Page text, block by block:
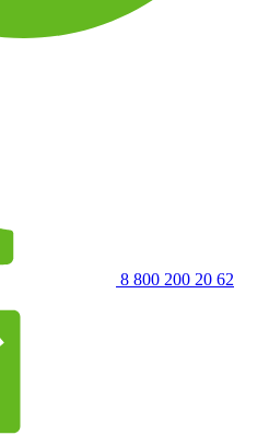
8 800 200 20 62